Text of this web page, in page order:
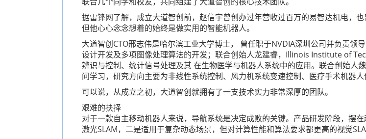
据雷锋网了解，成立大道智创前，赵信宇曾创办过年营收过百万的易智达机电，
但他心心念念想着的始终是做实用的智能机器人。
大道智创CTO邢志伟是哈尔滨工业大学博士， 曾任职于NVDIA深圳公司并负责领
设计开发及多项图像处理算法的开发；联合创始人龙建睿，Illinois Institute of
辨识与控制、统计信号处理及其 在生物医学与机器人系统中的应用。联合创始
问学习，研究方向主要为非线性系统控制、风力机系统变速控制、医疗手术机器人
可以说，从成立之初，大道智创就拥有了一支技术实力非常深厚的团队。
艰难的抉择
对于一款自主移动机器人来说，导航系统是决定成败的关键。产品研发阶段，摆
激光SLAM，二是适用于复杂动态场景，但对计算性能和算法要求都更高的视觉